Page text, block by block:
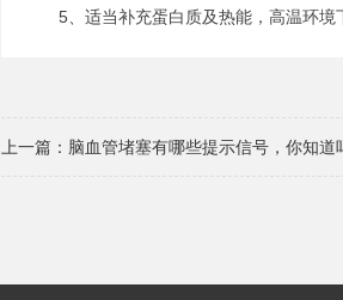
5、适当补充蛋白质及热能，高温环境
上一篇： 脑血管堵塞有哪些提示信号，你知道